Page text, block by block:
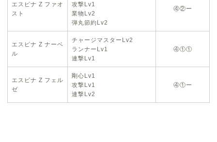
エスピナ Z ファオ
スト
攻撃Lv1
業物Lv2
弾丸節約Lv2
④②ー
エスピナ Z ナーベ
ル
チャージマスターLv2
ランナーLv1
連撃Lv1
④①①
エスピナ Z フェル
ゼ
剛心Lv1
攻撃Lv1
連撃Lv2
④①ー